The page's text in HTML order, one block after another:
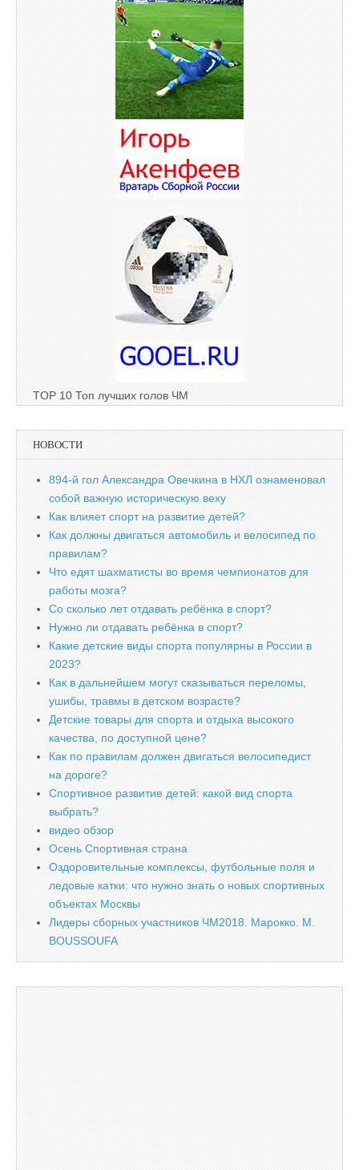
TOP 10 Топ лучших голов ЧМ
НОВОСТИ
894-й гол Александра Овечкина в НХЛ ознаменовал
собой важную историческую веху
Как влияет спорт на развитие детей?
Как должны двигаться автомобиль и велосипед по
правилам?
Что едят шахматисты во время чемпионатов для
работы мозга?
Со сколько лет отдавать ребёнка в спорт?
Нужно ли отдавать ребёнка в спорт?
Какие детские виды спорта популярны в России в
2023?
Как в дальнейшем могут сказываться переломы,
ушибы, травмы в детском возрасте?
Детские товары для спорта и отдыха высокого
качества, по доступной цене?
Как по правилам должен двигаться велосипедист
на дороге?
Спортивное развитие детей: какой вид спорта
выбрать?
видео обзор
Осень Спортивная страна
Оздоровительные комплексы, футбольные поля и
ледовые катки: что нужно знать о новых спортивных
объектах Москвы
Лидеры сборных участников ЧМ2018. Марокко. M.
BOUSSOUFA